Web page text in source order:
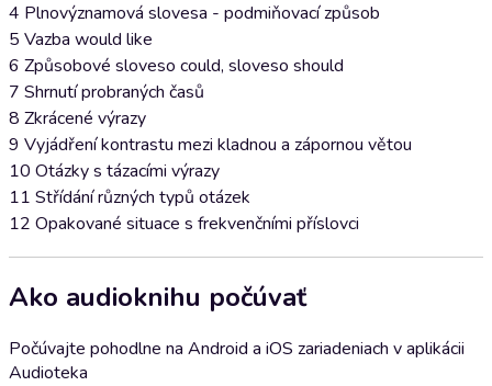
4 Plnovýznamová slovesa - podmiňovací způsob
5 Vazba would like
6 Způsobové sloveso could, sloveso should
7 Shrnutí probraných časů
8 Zkrácené výrazy
9 Vyjádření kontrastu mezi kladnou a zápornou větou
10 Otázky s tázacími výrazy
11 Střídání různých typů otázek
12 Opakované situace s frekvenčními příslovci
Ako audioknihu počúvať
Počúvajte pohodlne na Android a iOS zariadeniach v aplikácii
Audioteka